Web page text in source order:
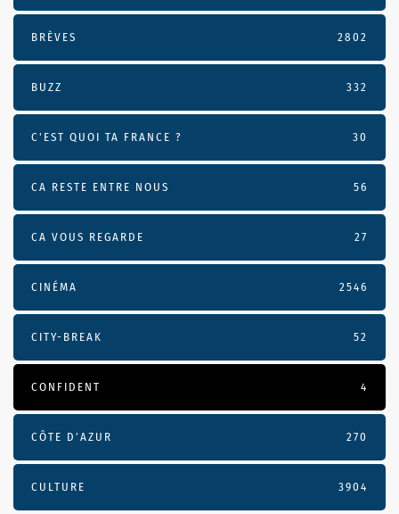
BRÈVES 2802
BUZZ 332
C'EST QUOI TA FRANCE ? 30
CA RESTE ENTRE NOUS 56
CA VOUS REGARDE 27
CINÉMA 2546
CITY-BREAK 52
CONFIDENT 4
CÔTE D’AZUR 270
CULTURE 3904